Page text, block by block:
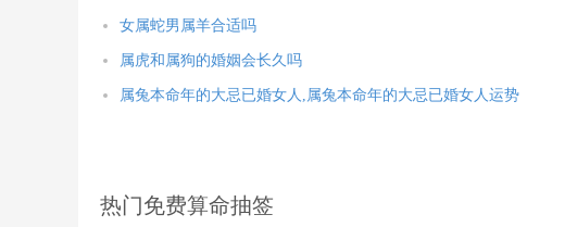
女属蛇男属羊合适吗
属虎和属狗的婚姻会长久吗
属兔本命年的大忌已婚女人,属兔本命年的大忌已婚女人运势
热门免费算命抽签